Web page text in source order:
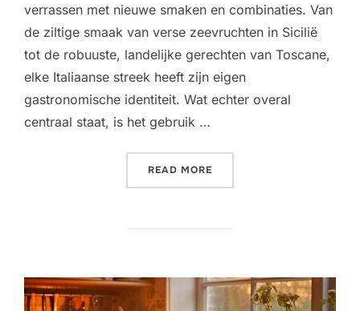
verrassen met nieuwe smaken en combinaties. Van
de ziltige smaak van verse zeevruchten in Sicilië
tot de robuuste, landelijke gerechten van Toscane,
elke Italiaanse streek heeft zijn eigen
gastronomische identiteit. Wat echter overal
centraal staat, is het gebruik …
READ MORE